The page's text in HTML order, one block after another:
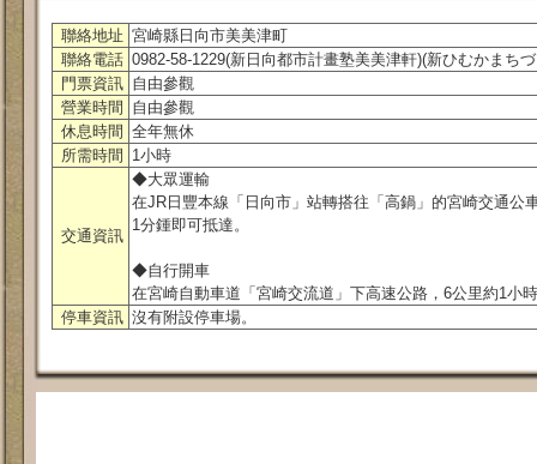
聯絡地址 宮崎縣日向市美美津町
聯絡電話 0982-58-1229(新日向都市計畫塾美美津軒)(新ひむかまち
門票資訊 自由參觀
營業時間
自由參觀
休息時間 全年無休
所需時間
1小時
交通資訊
◆大眾運輸
在JR日豐本線「日向市」站轉搭往「高鍋」的宮崎交通公
1分鍾即可抵達。
◆自行開車
在宮崎自動車道「宮崎交流道」下高速公路，6公里約1小
停車資訊 沒有附設停車場。